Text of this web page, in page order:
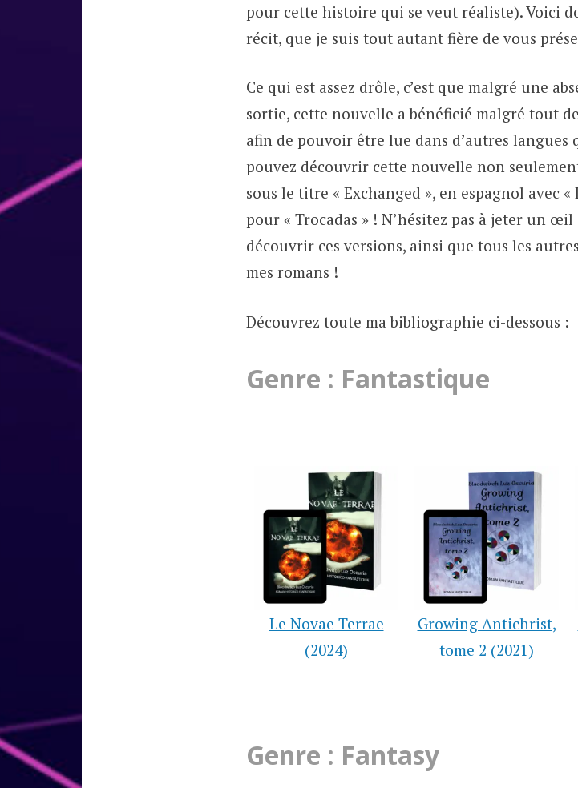
pour cette histoire qui se veut réaliste). Voici
récit, que je suis tout autant fière de vous
Ce qui est assez drôle, c’est que malgré une
sortie, cette nouvelle a bénéficié malgré tout
afin de pouvoir être lue dans d’autres langues
pouvez découvrir cette nouvelle non
sous le titre « Exchanged », en espagnol avec
pour « Trocadas » ! N’hésitez pas à jeter un
découvrir ces versions, ainsi que tous les
mes romans !
Découvrez toute ma bibliographie ci-dessous :
Genre : Fantastique
Le Novae Terrae
(2024)
Growing Antichrist,
tome 2 (2021)
Genre : Fantasy